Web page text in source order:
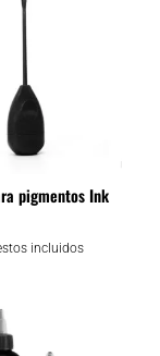
pigmentos Ink
incluidos
precios: